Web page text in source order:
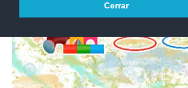
Cerrar